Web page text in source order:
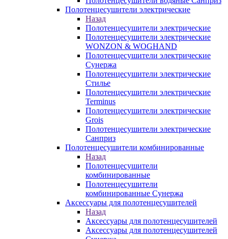
Полотенцесушители электрические
Назад
Полотенцесушители электрические
Полотенцесушители электрические
WONZON & WOGHAND
Полотенцесушители электрические
Сунержа
Полотенцесушители электрические
Стилье
Полотенцесушители электрические
Terminus
Полотенцесушители электрические
Grois
Полотенцесушители электрические
Санприз
Полотенцесушители комбинированные
Назад
Полотенцесушители
комбинированные
Полотенцесушители
комбинированные Сунержа
Аксессуары для полотенцесушителей
Назад
Аксессуары для полотенцесушителей
Аксессуары для полотенцесушителей